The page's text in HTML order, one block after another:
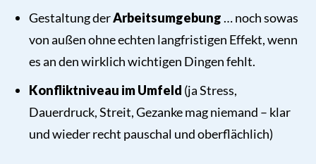
Gestaltung derArbeitsumgebung … noch sowas
von außen ohne echten langfristigen Effekt, wenn
es an den wirklich wichtigen Dingen fehlt.
Konfliktniveau im Umfeld (ja Stress,
Dauerdruck, Streit, Gezanke mag niemand – klar
und wieder recht pauschal und oberflächlich)